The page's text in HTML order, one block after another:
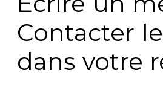
Contacter
dans votre